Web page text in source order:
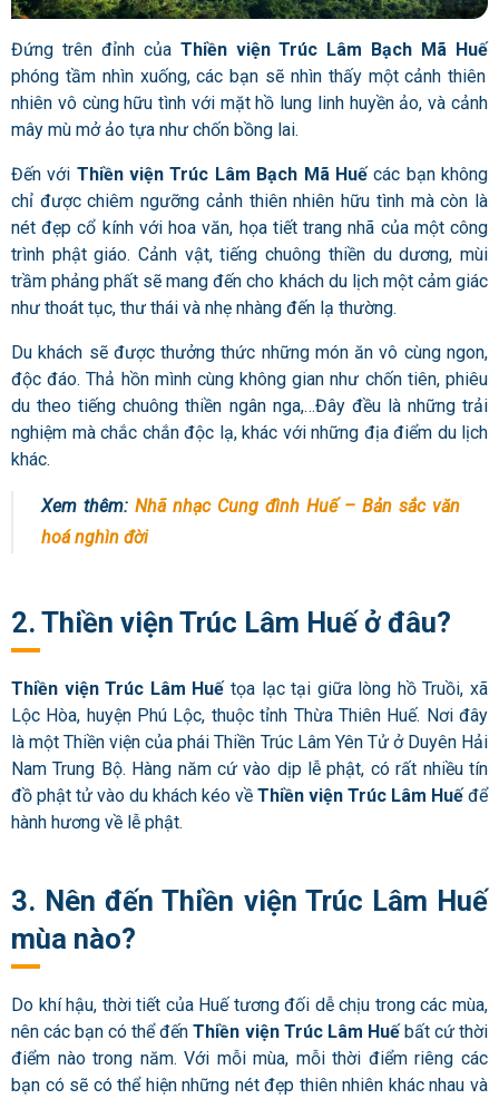
Đứng trên đỉnh của Thiền viện Trúc Lâm Bạch Mã Huế
phóng tầm nhìn xuống, các bạn sẽ nhìn thấy một cảnh thiên
nhiên vô cùng hữu tình với mặt hồ lung linh huyền ảo, và cảnh
mây mù mở ảo tựa như chốn bồng lai.
Đến với Thiền viện Trúc Lâm Bạch Mã Huếcác bạn không
chỉ được chiêm ngưỡng cảnh thiên nhiên hữu tình mà còn là
nét đẹp cổ kính với hoa văn, họa tiết trang nhã của một công
trình phật giáo. Cảnh vật, tiếng chuông thiền du dương, mùi
trầm phảng phất sẽ mang đến cho khách du lịch một cảm giác
như thoát tục, thư thái và nhẹ nhàng đến lạ thường.
Du khách sẽ được thưởng thức những món ăn vô cùng ngon,
độc đáo. Thả hồn mình cùng không gian như chốn tiên, phiêu
du theo tiếng chuông thiền ngân nga,…Đây đều là những trải
nghiệm mà chắc chắn độc lạ, khác với những địa điểm du lịch
khác.
Xem thêm: Nhã nhạc Cung đình Huế – Bản sắc văn
hoá nghìn đời
2. Thiền viện Trúc Lâm Huế ở đâu?
Thiền viện Trúc Lâm Huế tọa lạc tại giữa lòng hồ Truồi, xã
Lộc Hòa, huyện Phú Lộc, thuộc tỉnh Thừa Thiên Huế. Nơi đây
là một Thiền viện của phái Thiền Trúc Lâm Yên Tử ở Duyên Hải
Nam Trung Bộ. Hàng năm cứ vào dịp lễ phật, có rất nhiều tín
đồ phật tử vào du khách kéo về Thiền viện Trúc Lâm Huếđể
hành hương về lễ phật.
3. Nên đến Thiền viện Trúc Lâm Huế
mùa nào?
Do khí hậu, thời tiết của Huế tương đối dễ chịu trong các mùa,
nên các bạn có thể đếnThiền viện Trúc Lâm Huếbất cứ thời
điểm nào trong năm. Với mỗi mùa, mỗi thời điểm riêng các
bạn có sẽ có thể hiện những nét đẹp thiên nhiên khác nhau và